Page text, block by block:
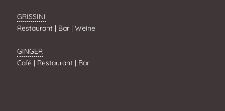
GRISSINI
Restaurant | Bar | Weine
GINGER
Café | Restaurant | Bar